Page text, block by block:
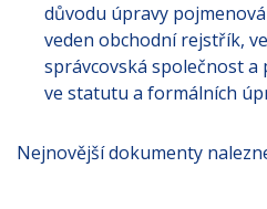
důvodu úpravy
veden obchodní rejstřík,
správcovská společnost a
ve statutu a formálních
Nejnovější dokumenty